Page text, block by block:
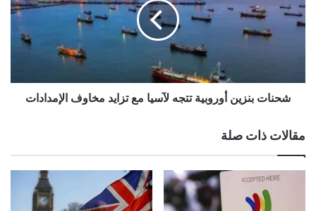
تتجه
لآسيا
الإمدادات
شحنات بنزين أوروبية تتجه لآسيا مع تزايد مخاوف الإمدادات
مقالات ذات صلة